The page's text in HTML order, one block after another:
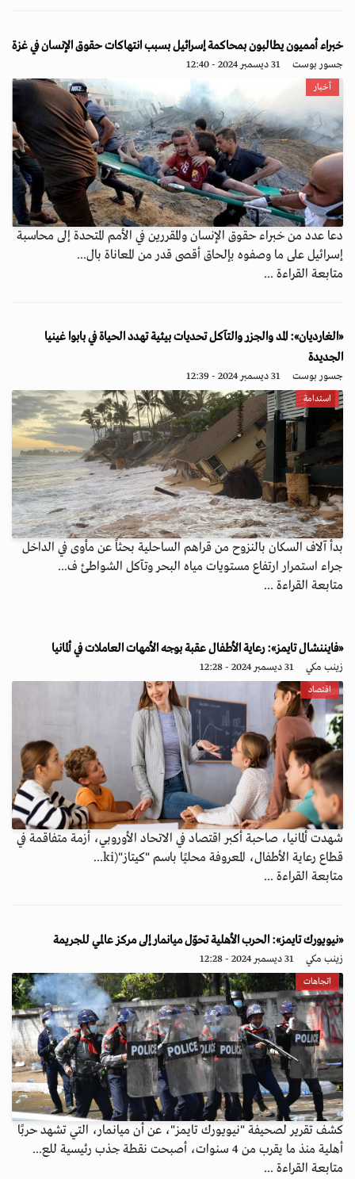
خبراء أمميون يطالبون بمحاكمة إسرائيل بسبب انتهاكات حقوق الإنسان في غزة
جسور بوست 31 ديسمبر 2024 - 12:40
أخبار
دعا عدد من خبراء حقوق الإنسان والمقررين في الأمم المتحدة إلى محاسبة
إسرائيل على ما وصفوه بإلحاق أقصى قدر من المعاناة بال...
متابعة القراءة ...
«الغارديان»: المد والجزر والتآكل تحديات بيئية تهدد الحياة في بابوا غينيا
الجديدة
جسور بوست 31 ديسمبر 2024 - 12:39
استدامة
بدأ آلاف السكان بالنزوح من قراهم الساحلية بحثاً عن مأوى في الداخل
جراء استمرار ارتفاع مستويات مياه البحر وتآكل الشواطئ ف...
متابعة القراءة ...
«فايننشال تايمز»: رعاية الأطفال عقبة بوجه الأمهات العاملات في ألمانيا
زينب مكي 31 ديسمبر 2024 - 12:28
اقتصاد
شهدت ألمانيا، صاحبة أكبر اقتصاد في الاتحاد الأوروبي، أزمة متفاقمة في
قطاع رعاية الأطفال، المعروفة محليًا باسم "كيتاز"(ki...
متابعة القراءة ...
«نيويورك تايمز»: الحرب الأهلية تحوّل ميانمار إلى مركز عالمي للجريمة
زينب مكي 31 ديسمبر 2024 - 12:28
اتجاهات
كشف تقرير لصحيفة "نيويورك تايمز"، عن أن ميانمار، التي تشهد حربًا
أهلية منذ ما يقرب من 4 سنوات، أصبحت نقطة جذب رئيسية للع...
متابعة القراءة ...